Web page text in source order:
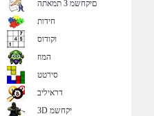
םיקחשמ 3 תמאתה
חידות
וקודוס
המוז
סירטט
דראיליב
3D יקחשמ